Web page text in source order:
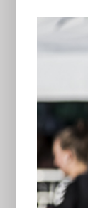
Bekijk
afbeelding